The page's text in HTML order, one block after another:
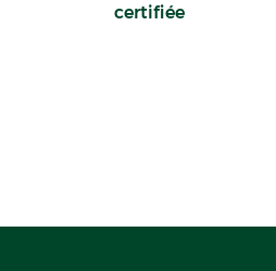
certifiée